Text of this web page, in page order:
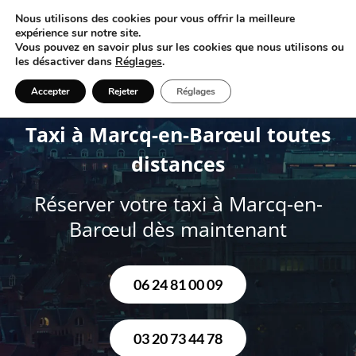
Taxi Marcq-en-Barœul
Taxi à Marcq-en-Barœul toutes
distances
Réserver votre taxi à Marcq-en-
Barœul dès maintenant
06 24 81 00 09
03 20 73 44 78
Nous utilisons des cookies pour vous offrir la meilleure
expérience sur notre site.
Vous pouvez en savoir plus sur les cookies que nous utilisons ou
les désactiver dans Réglages.
Accepter Rejeter Réglages